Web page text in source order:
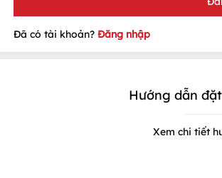
Đã có tài khoản? Đăng nhập
Hướng dẫn
Xem chi tiết